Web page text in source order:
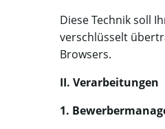
Diese Technik soll
verschlüsselt
Browsers.
II. Verarbeitungen
1.